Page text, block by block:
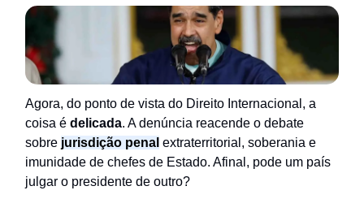
Agora, do ponto de vista do Direito Internacional, a
coisa é delicada. A denúncia reacende o debate
sobre jurisdição penal extraterritorial, soberania e
imunidade de chefes de Estado. Afinal, pode um país
julgar o presidente de outro?